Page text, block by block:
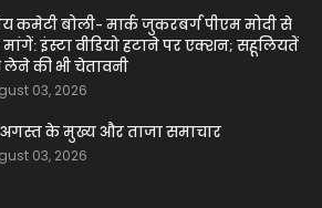
कमेटी बोली- मार्क जुकरबर्ग पीएम मोदी से
इंस्टा वीडियो हटाने पर एक्शन; सहूलियतें
लेने की भी चेतावनी
03, 2026
के मुख्य और ताजा समाचार
03, 2026